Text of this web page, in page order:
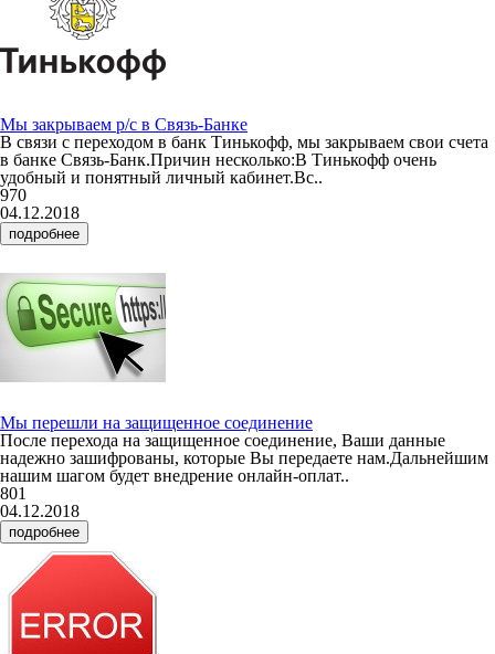
Мы закрываем р/с в Связь-Банке
В связи с переходом в банк Тинькофф, мы закрываем свои счета
в банке Связь-Банк.Причин несколько:В Тинькофф очень
удобный и понятный личный кабинет.Вс..
970
04.12.2018
подробнее
Мы перешли на защищенное соединение
После перехода на защищенное соединение, Ваши данные
надежно зашифрованы, которые Вы передаете нам.Дальнейшим
нашим шагом будет внедрение онлайн-оплат..
801
04.12.2018
подробнее